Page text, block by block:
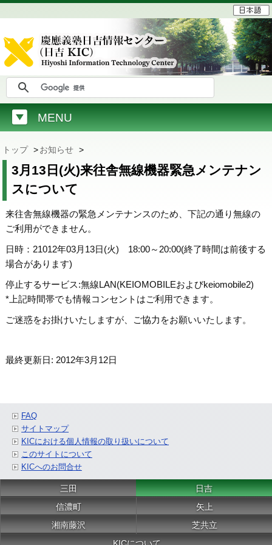
MENU
トップ >お知らせ >
3月13日(火)来往舎無線機器緊急メンテナン
スについて
来往舎無線機器の緊急メンテナンスのため、下記の通り無線の
ご利用ができません。
日時：21012年03月13日(火) 18:00～20:00(終了時間は前後する
場合があります)
停止するサービス:無線LAN(KEIOMOBILEおよびkeiomobile2)
*上記時間帯でも情報コンセントはご利用できます。
ご迷惑をお掛けいたしますが、ご協力をお願いいたします。
最終更新日: 2012年3月12日
FAQ
サイトマップ
KICにおける個人情報の取り扱いについて
このサイトについて
KICへのお問合せ
三田
日吉
信濃町
矢上
湘南藤沢
芝共立